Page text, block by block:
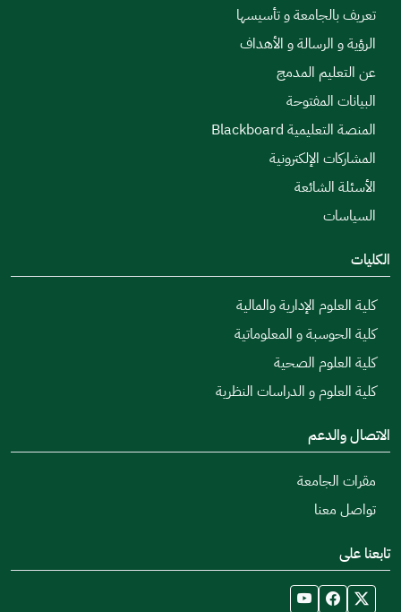
تعريف بالجامعة و تأسيسها
الرؤية و الرسالة و الأهداف
عن التعليم المدمج
البيانات المفتوحة
المنصة التعليمية Blackboard
المشاركات الإلكترونية
الأسئلة الشائعة
السياسات
الكليات
كلية العلوم الإدارية والمالية
كلية الحوسبة و المعلوماتية
كلية العلوم الصحية
كلية العلوم و الدراسات النظرية
الاتصال والدعم
مقرات الجامعة
تواصل معنا
تابعنا على